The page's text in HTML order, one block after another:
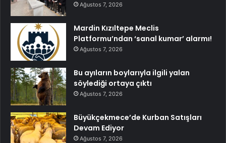
Ağustos 7, 2026
Mardin Kızıltepe Meclis
Platformu’ndan ‘sanal kumar’ alarmı!
Ağustos 7, 2026
Bu ayıların boylarıyla ilgili yalan
söylediği ortaya çıktı
Ağustos 7, 2026
Büyükçekmece’de Kurban Satışları
Devam Ediyor
Ağustos 7, 2026